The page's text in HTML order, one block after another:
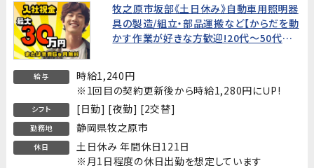
牧之原市坂部《土日休み》自動車用照明器
具の製造/組立・部品運搬など【からだを動
かす作業が好きな方歓迎!20代～50代男
給与
時給1,240円
※1回目の契約更新後から時給1,280円にＵP!
シフト [日勤] [夜勤] [2交替]
勤務地 静岡県牧之原市
休日
土日休み 年間休日121日
※月1日程度の休日出勤を想定しています